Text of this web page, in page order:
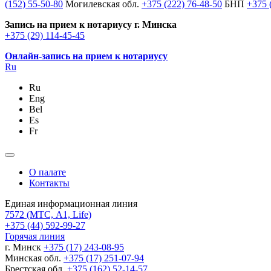
(152) 55-50-80 Могилевская обл. +375 (222) 76-48-50 БНП +375
Запись на прием к нотариусу г. Минска
+375 (29) 114-45-45
Онлайн-запись на прием к нотариусу
Ru
Ru
Eng
Bel
Es
Fr
О палате
Контакты
Единая информационная линия
7572 (МТС, A1, Life)
+375 (44) 592-99-27
Горячая линия
г. Минск +375 (17) 243-08-95
Минская обл. +375 (17) 251-07-94
Брестская обл. +375 (162) 52-14-57